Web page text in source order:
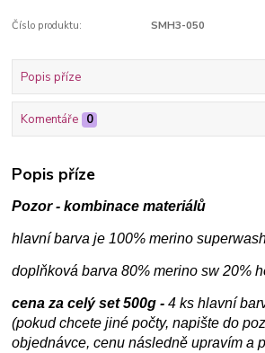
Číslo produktu: SMH3-050
Popis příze
Komentáře 0
Popis příze
Pozor - kombinace materiálů
hlavní barva je 100% merino
doplňková barva 80% merino sw 20%
cena za celý set 500g -4 ks hlavní
(pokud chcete jiné počty, napište do
objednávce, cenu následně upravím a